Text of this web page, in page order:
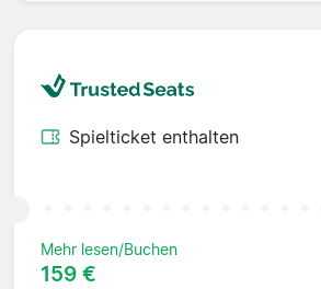
Spielticket enthalten
Mehr lesen/Buchen
159 €